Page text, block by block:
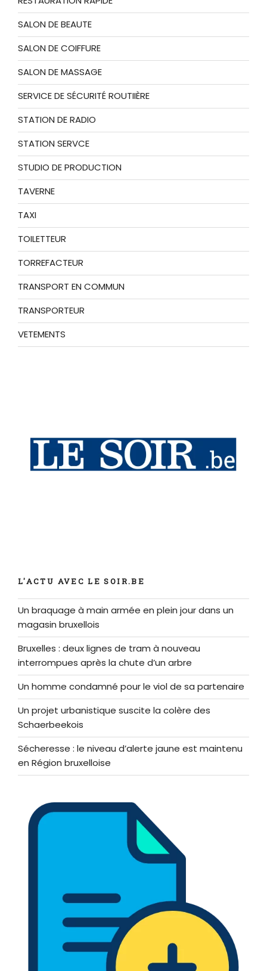
SALON DE BEAUTE
SALON DE COIFFURE
SALON DE MASSAGE
SERVICE DE SÉCURITÉ ROUTIIÈRE
STATION DE RADIO
STATION SERVCE
STUDIO DE PRODUCTION
TAVERNE
TAXI
TOILETTEUR
TORREFACTEUR
TRANSPORT EN COMMUN
TRANSPORTEUR
VETEMENTS
L'ACTU AVEC LE SOIR.BE
Un braquage à main armée en plein jour dans un
magasin bruxellois
Bruxelles : deux lignes de tram à nouveau
interrompues après la chute d’un arbre
Un homme condamné pour le viol de sa partenaire
Un projet urbanistique suscite la colère des
Schaerbeekois
Sécheresse : le niveau d’alerte jaune est maintenu
en Région bruxelloise